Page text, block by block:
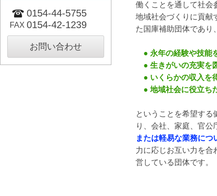
働くことを通して社会
地域社会づくりに貢献
た国庫補助団体であり
● 永年の経験や技能
● 生きがいの充実を
● いくらかの収入を
● 地域社会に役立ち
ということを希望する
り、会社、家庭、官
または軽易な業務に
力に応じお互い力を合
営している団体です。
0154-44-5755
FAX 0154-42-1239
お問い合わせ